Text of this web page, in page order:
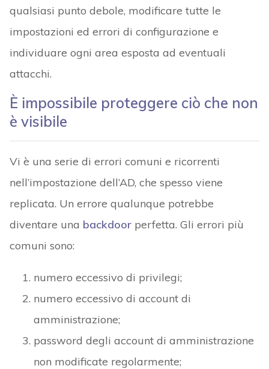
qualsiasi punto debole, modificare tutte le
impostazioni ed errori di configurazione e
individuare ogni area esposta ad eventuali
attacchi.
È impossibile proteggere ciò che non
è visibile
Vi è una serie di errori comuni e ricorrenti
nell’impostazione dell’AD, che spesso viene
replicata. Un errore qualunque potrebbe
diventare una backdoorperfetta. Gli errori più
comuni sono:
numero eccessivo di privilegi;
numero eccessivo di account di
amministrazione;
password degli account di amministrazione
non modificate regolarmente;